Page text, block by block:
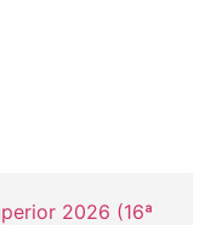
2026 (16ª